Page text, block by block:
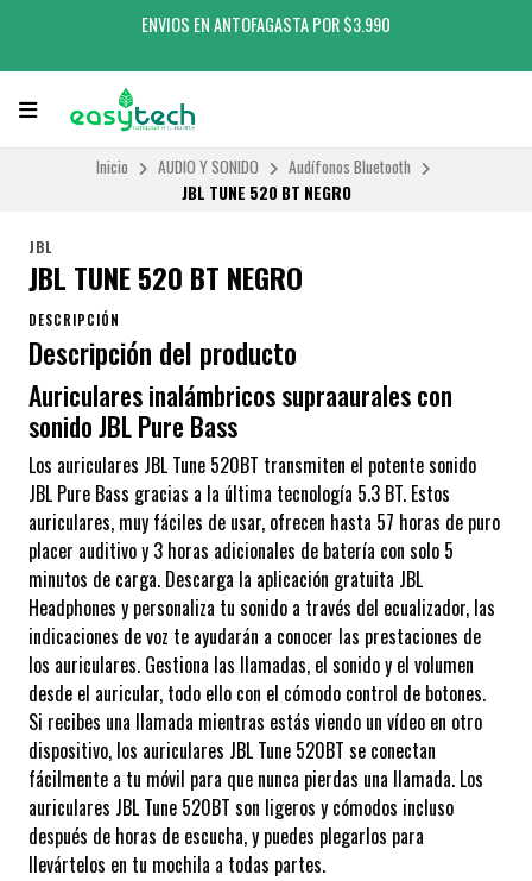
ENVIOS EN ANTOFAGASTA POR $3.990
Inicio AUDIO Y SONIDO
Audífonos Bluetooth
JBL TUNE 520 BT NEGRO
JBL
JBL TUNE 520 BT NEGRO
DESCRIPCIÓN
Descripción del producto
Auriculares inalámbricos supraaurales con
sonido JBL Pure Bass
Los auriculares JBL Tune 520BT transmiten el potente sonido
JBL Pure Bass gracias a la última tecnología 5.3 BT. Estos
auriculares, muy fáciles de usar, ofrecen hasta 57 horas de puro
placer auditivo y 3 horas adicionales de batería con solo 5
minutos de carga. Descarga la aplicación gratuita JBL
Headphones y personaliza tu sonido a través del ecualizador, las
indicaciones de voz te ayudarán a conocer las prestaciones de
los auriculares. Gestiona las llamadas, el sonido y el volumen
desde el auricular, todo ello con el cómodo control de botones.
Si recibes una llamada mientras estás viendo un vídeo en otro
dispositivo, los auriculares JBL Tune 520BT se conectan
fácilmente a tu móvil para que nunca pierdas una llamada. Los
auriculares JBL Tune 520BT son ligeros y cómodos incluso
después de horas de escucha, y puedes plegarlos para
llevártelos en tu mochila a todas partes.